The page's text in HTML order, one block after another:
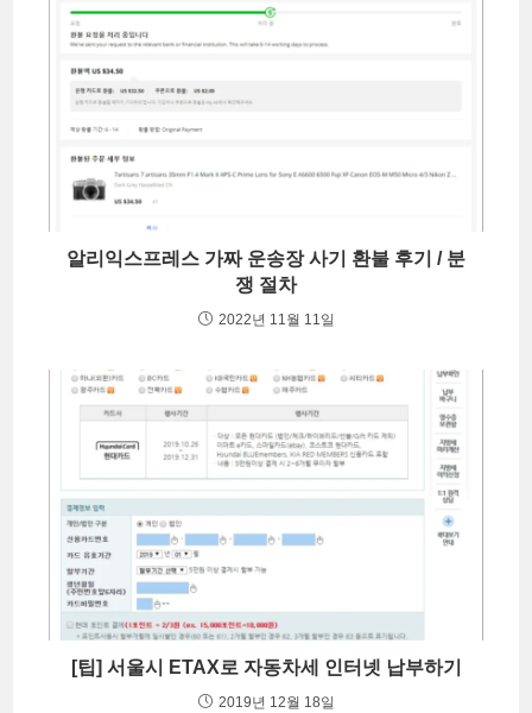
알리익스프레스 가짜 운송장 사기 환불 후기 / 분
쟁 절차
2022년 11월 11일
[팁] 서울시 ETAX로 자동차세 인터넷 납부하기
2019년 12월 18일